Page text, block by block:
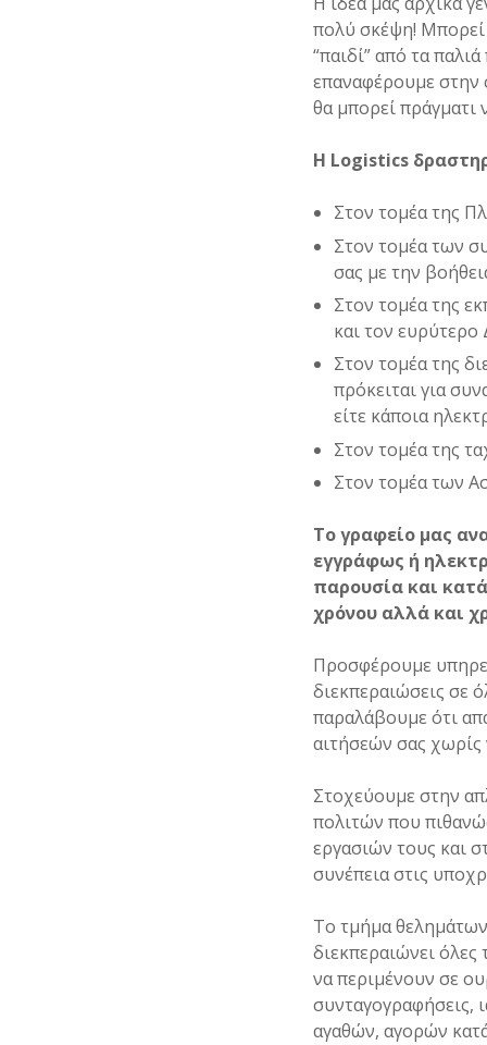
πολύ σκέψη! Μπορεί
“παιδί” από τα
επαναφέρουμε
θα μπορεί πράγματι
Η Logistics
Στον τομέα της
Στον τομέα των
σας με την
Στον τομέα της
και τον ευρύτερο
Στον τομέα της
πρόκειται για
είτε κάποια
Στον τομέα της
Στον τομέα των
Το γραφείο μας
εγγράφως ή
παρουσία και
χρόνου αλλά και
Προσφέρουμε
διεκπεραιώσεις σε
παραλάβουμε ότι
αιτήσεών σας χωρίς
Στοχεύουμε στην
πολιτών που
εργασιών τους και
συνέπεια στις
Το τμήμα
διεκπεραιώνει
να περιμένουν σε
συνταγογραφήσεις,
αγαθών, αγορών